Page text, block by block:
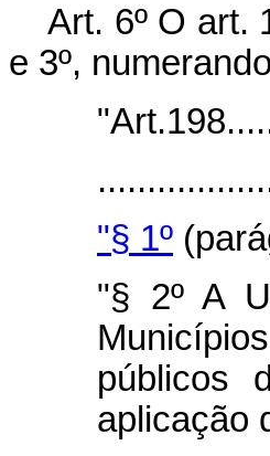
Art. 6º O art.
e 3º,
"§ 1º
"§ 2º A
públicos
aplicação